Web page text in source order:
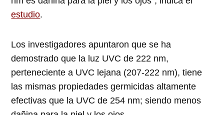
estudio.
Los investigadores apuntaron que se ha
demostrado que la luz UVC de 222 nm,
perteneciente a UVC lejana (207-222 nm), tiene
las mismas propiedades germicidas altamente
efectivas que la UVC de 254 nm; siendo menos